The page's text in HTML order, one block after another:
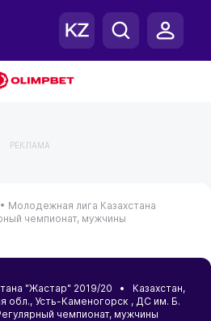
РЕКЛАМА
Молодежная лига Казахстана
чемпионат, мужчины
"Жастар" 2019/20 • Казахстан,
обл., Усть-Каменогорск , ДС им. Б.
чемпионат, мужчины